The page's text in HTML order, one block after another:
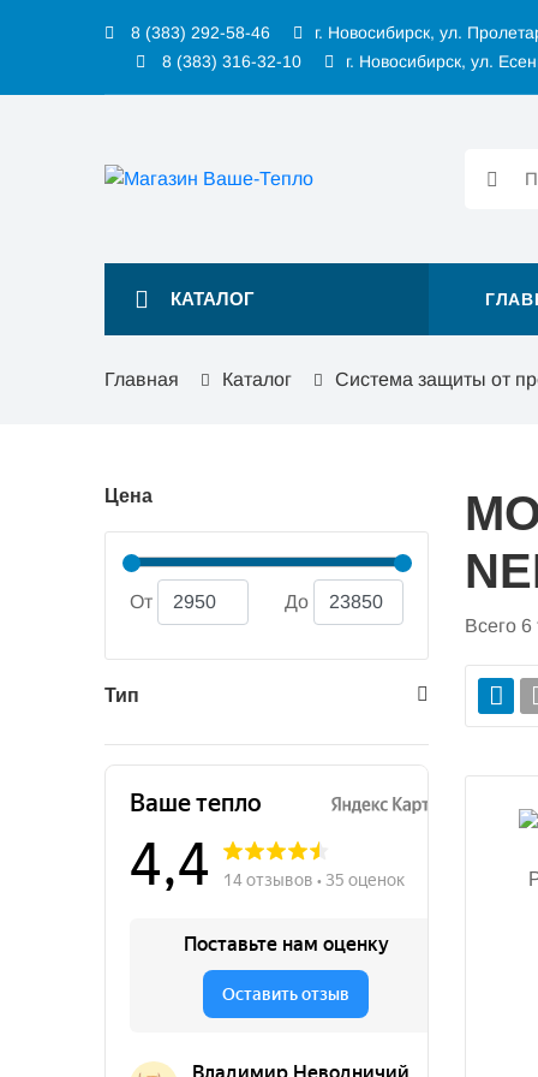
8 (383) 292-58-46
г. Новосибирск, ул.
8 (383) 316-32-10
г. Новосибирск, ул.
КАТАЛОГ
Главная Каталог Система защиты от
Цена
От До
Тип
Всего 6